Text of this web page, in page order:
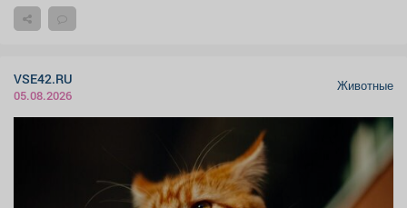
VSE42.RU
05.08.2026
Животные